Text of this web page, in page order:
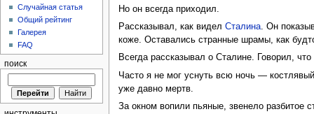
Но он всегда приходил.
Рассказывал, как видел Сталина. Он
коже. Оставались странные шрамы, как
Всегда рассказывал о Сталине. Говорил,
Часто я не мог уснуть всю ночь —
уже давно мертв.
За окном вопили пьяные, звенело разбитое
Случайная статья
Общий рейтинг
Галерея
FAQ
поиск